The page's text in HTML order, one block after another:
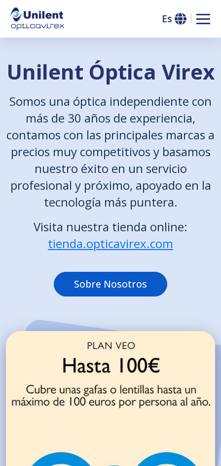
Es
Unilent Óptica Virex
Somos una óptica independiente con
más de 30 años de experiencia,
contamos con las principales marcas a
precios muy competitivos y basamos
nuestro éxito en un servicio
profesional y próximo, apoyado en la
tecnología más puntera.
Visita nuestra tienda online:
tienda.opticavirex.com
Sobre Nosotros